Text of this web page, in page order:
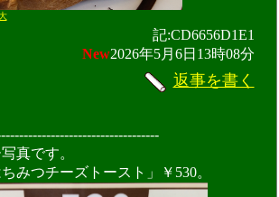
記:CD6656D1E1
New2026年5月6日13時08分
返事を書く
真です。
ちみつチーズトースト」￥530。